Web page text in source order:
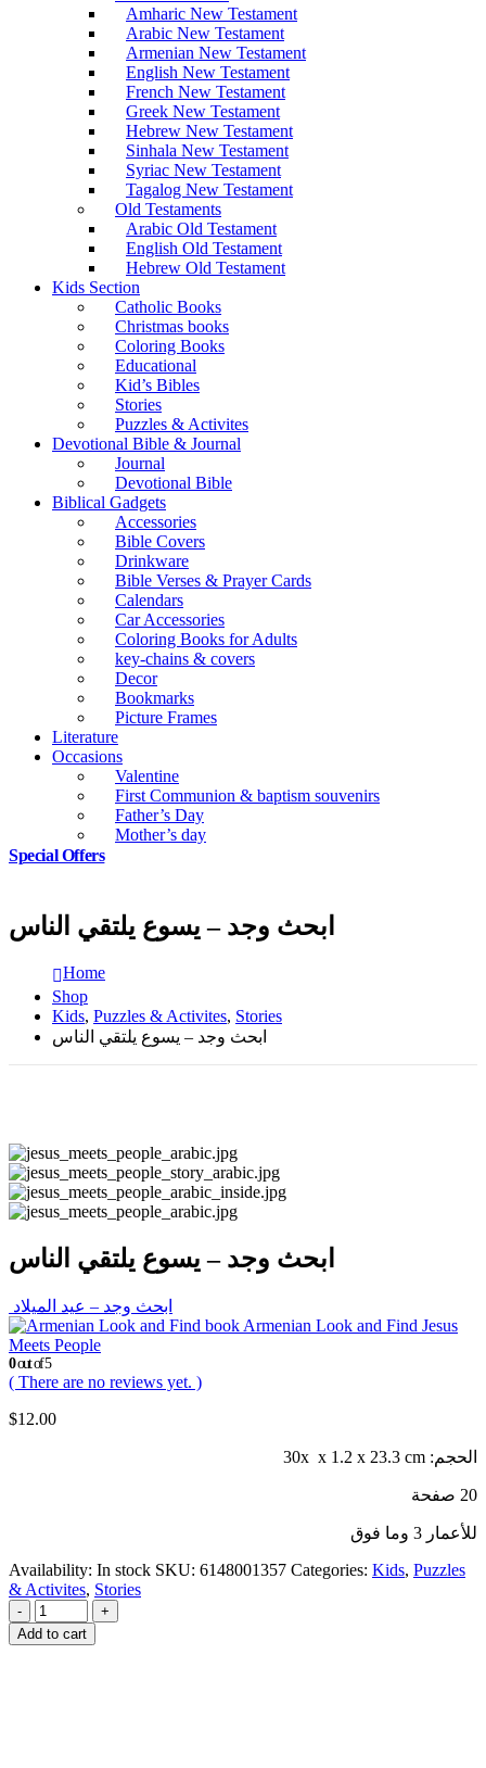
Amharic New Testament
Arabic New Testament
Armenian New Testament
English New Testament
French New Testament
Greek New Testament
Hebrew New Testament
Sinhala New Testament
Syriac New Testament
Tagalog New Testament
Old Testaments
Arabic Old Testament
English Old Testament
Hebrew Old Testament
Kids Section
Catholic Books
Christmas books
Coloring Books
Educational
Kid’s Bibles
Stories
Puzzles & Activites
Devotional Bible & Journal
Journal
Devotional Bible
Biblical Gadgets
Accessories
Bible Covers
Drinkware
Bible Verses & Prayer Cards
Calendars
Car Accessories
Coloring Books for Adults
key-chains & covers
Decor
Bookmarks
Picture Frames
Literature
Occasions
Valentine
First Communion & baptism souvenirs
Father’s Day
Mother’s day
Special Offers
ابحث وجد – يسوع يلتقي الناس
Home
Shop
Kids, Puzzles & Activites, Stories
ابحث وجد – يسوع يلتقي الناس
ابحث وجد – يسوع يلتقي الناس
ابحث وجد – عيد الميلاد
Armenian Look and Find Jesus
Meets People
0out of 5
( There are no reviews yet. )
$12.00
الحجم: 30x x 1.2 x 23.3 cm
20 صفحة
للأعمار 3 وما فوق
Availability: In stock SKU: 6148001357 Categories: Kids, Puzzles
& Activites, Stories
-
+
Add to cart